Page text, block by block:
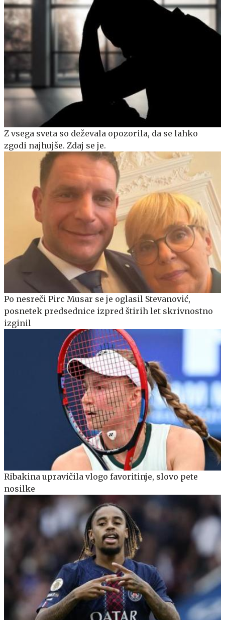
Z vsega sveta so deževala opozorila, da se lahko
zgodi najhujše. Zdaj se je.
Po nesreči Pirc Musar se je oglasil Stevanović,
posnetek predsednice izpred štirih let skrivnostno
izginil
Ribakina upravičila vlogo favoritinje, slovo pete
nosilke